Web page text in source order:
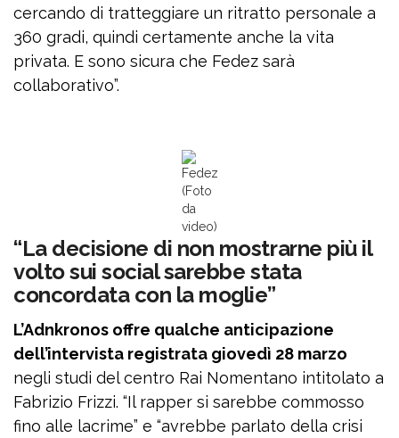
cercando di tratteggiare un ritratto personale a
360 gradi, quindi certamente anche la vita
privata. E sono sicura che Fedez sarà
collaborativo”.
Fedez
(Foto
da
video)
“La decisione di non mostrarne più il
volto sui social sarebbe stata
concordata con la moglie”
L’Adnkronos offre qualche anticipazione
dell’intervista registrata giovedì 28 marzo
negli studi del centro Rai Nomentano intitolato a
Fabrizio Frizzi. “Il rapper si sarebbe commosso
fino alle lacrime” e “avrebbe parlato della crisi